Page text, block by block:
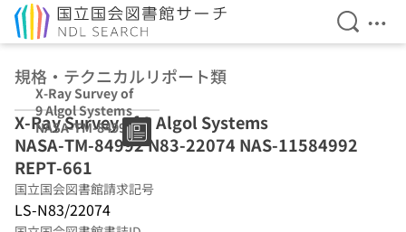
検索を
メ
規格・テクニカルリポート類
X-Ray Survey of
9 Algol Systems
NASA-TM-84992
N83-22074 NAS-
11584992 REPT-
661
X-Ray Survey of 9 Algol Systems
NASA-TM-84992 N83-22074 NAS-11584992
REPT-661
国立国会図書館請求記号
LS-N83/22074